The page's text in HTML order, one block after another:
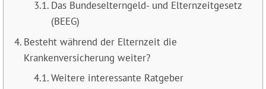
Das Bundeselterngeld- und Elternzeitgesetz
(BEEG)
Besteht während der Elternzeit die
Krankenversicherung weiter?
Weitere interessante Ratgeber